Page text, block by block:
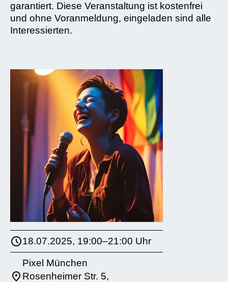
garantiert. Diese Veranstaltung ist kostenfrei
und ohne Voranmeldung, eingeladen sind alle
Interessierten.
18.07.2025, 19:00–21:00 Uhr
Pixel München
Rosenheimer Str. 5,